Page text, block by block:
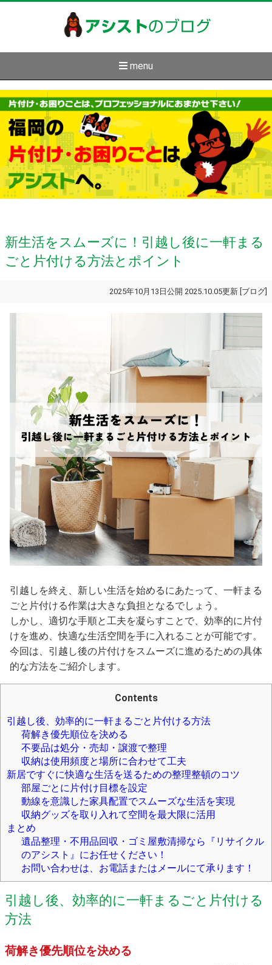
アシストのブログ
menu
新生活をスムーズに！引越し後に一軒まる
ごと片付ける方法とポイント
2025年10月13日公開 2025.10.05更新 [ ブログ
引越しを終え、新しい生活を始めるにあたって、一軒まる
ごと片付ける作業は大きな負担となるでしょう。
しかし、適切な手順と工夫を凝らすことで、効率的に片付
けを進め、快適な生活空間を手に入れることが可能です。
今回は、引越し後の片付けをスムーズに進めるための具体
的な方法をご紹介します。
Contents
引越し後、効率的に一軒まるごと片付ける方法
荷解き優先順位を決める
不要品は処分・売却・譲渡で整理
収納は使用頻度と場所に合わせて工夫
新居ですぐに快適な生活を送るための整理整頓のコツ
部屋ごとに片付け目標を設定
動線を意識した家具配置でスムーズな生活を実現
収納グッズを取り入れて空間を最大限に活用
まとめ
遺品整理・不用品回収・ゴミ屋敷清掃なら『リサイクル
のアシスト』にお任せください！
お問い合わせは、お電話またはメールにて承ります！
引越し後、効率的に一軒まるごと片付ける
方法
荷解き優先順位を決める